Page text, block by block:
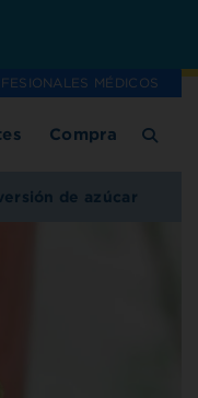
MÉDICOS
Compra
de azúcar